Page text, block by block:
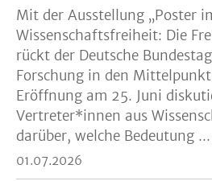
Mit der Ausstellung „Poster
Wissenschaftsfreiheit: Die
rückt der Deutsche
Forschung in den
Eröffnung am 25. Juni
Vertreter*innen aus
darüber, welche Bedeutung ...
01.07.2026